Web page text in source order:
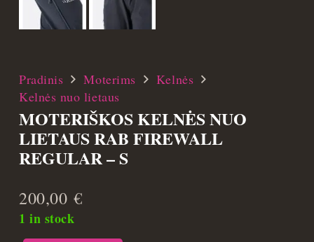
Pradinis Moterims
Kelnės
Kelnės nuo lietaus
MOTERIŠKOS KELNĖS NUO
LIETAUS RAB FIREWALL
REGULAR – S
200,00 €
1 in stock